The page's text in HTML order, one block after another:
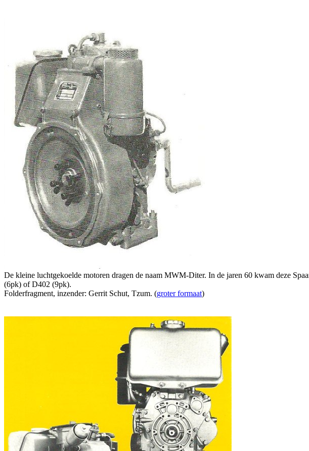
De kleine luchtgekoelde motoren dragen de naam MWM-Diter. In de jaren 60 kwam deze
(6pk) of D402 (9pk).
Folderfragment, inzender: Gerrit Schut, Tzum. (groter formaat)